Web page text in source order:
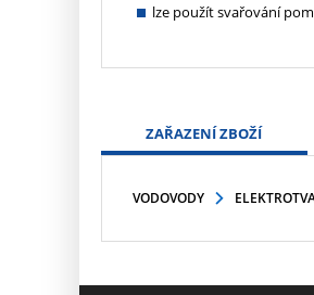
lze použít svařování
ZAŘAZENÍ ZBOŽÍ
VODOVODY